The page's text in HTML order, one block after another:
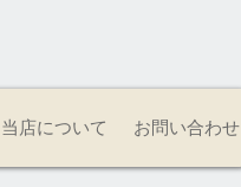
当店について お問い合わせ